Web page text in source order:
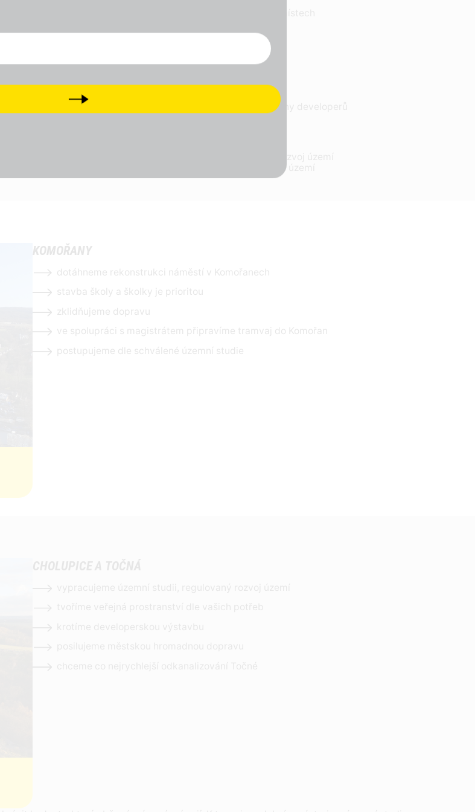
Next
upravujeme ulice a silnice pro vaše větší bezpečí
revitalizujeme parkoviště a prostor před Albertem
KAMÝK
nesouhlasíme se zahušťováním sídlišť, stavební plány developerů
pro místní obyvatele, ne pouhá zástavba a vytěžení území
KOMOŘANY
dotáhneme rekonstrukci náměstí v Komořanech
stavba školy a školky je prioritou
zklidňujeme dopravu
ve spolupráci s magistrátem připravíme tramvaj do Komořan
postupujeme dle schválené územní studie
CHCI DAROVAT PRAVIDELNĚ